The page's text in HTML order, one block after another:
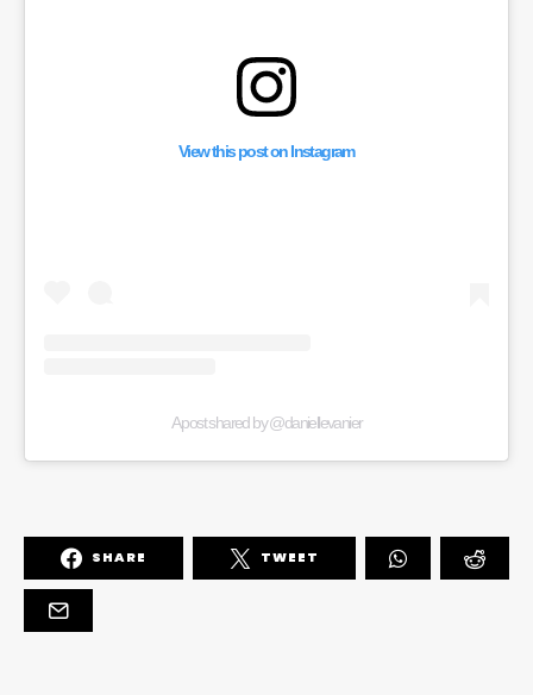
View this post on Instagram
A post shared by @daniellevanier
SHARE TWEET